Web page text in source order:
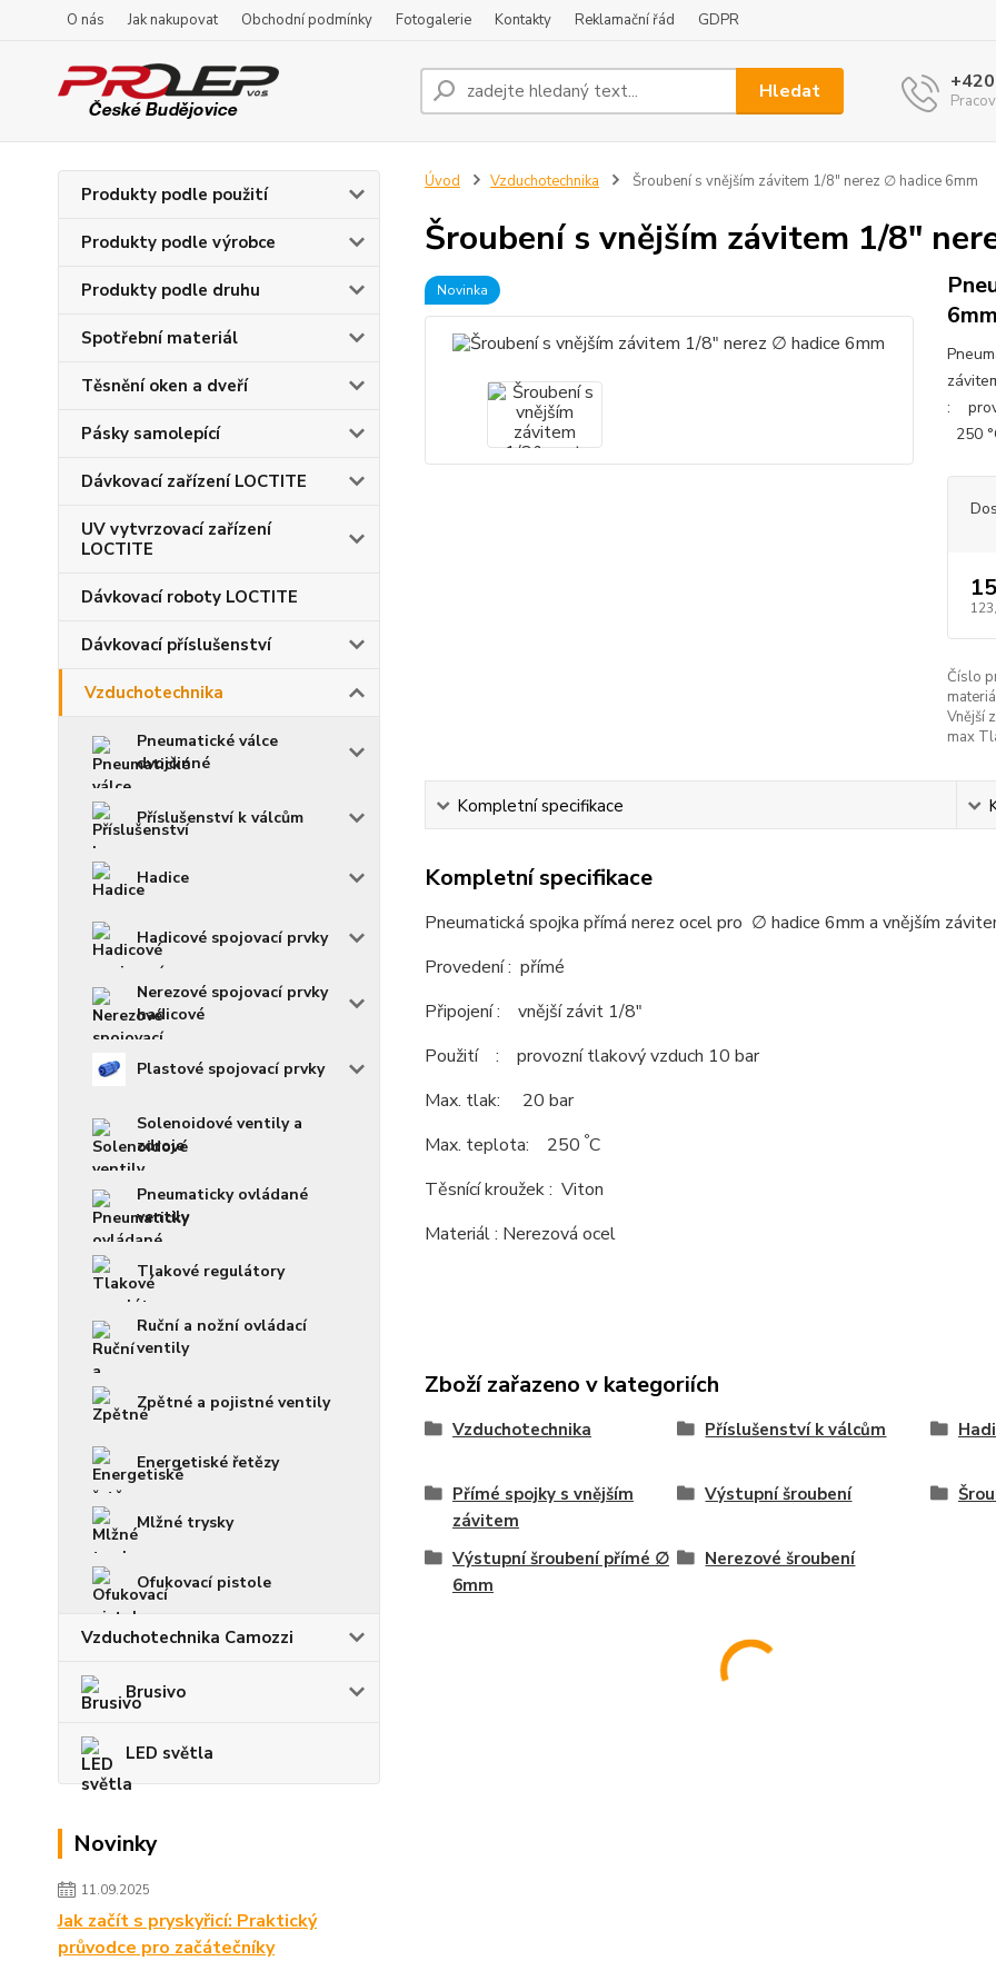
O nás Jak nakupovat Obchodní podmínky Fotogalerie Kontakty Reklamační řád GDPR
Hledat
Produkty podle použití
Produkty podle výrobce
Produkty podle druhu
Spotřební materiál
Těsnění oken a dveří
Pásky samolepící
Dávkovací zařízení LOCTITE
UV vytvrzovací zařízení
LOCTITE
Dávkovací roboty LOCTITE
Dávkovací příslušenství
Vzduchotechnika
Pneumatické válce
dvojčinné
Příslušenství k válcům
Hadice
Hadicové spojovací prvky
Nerezové spojovací prvky
hadicové
Plastové spojovací prvky
Solenoidové ventily a
zdroje
Pneumaticky ovládané
ventily
Tlakové regulátory
Ruční a nožní ovládací
ventily
Zpětné a pojistné ventily
Energetiské řetězy
Mlžné trysky
Ofukovací pistole
Vzduchotechnika Camozzi
Brusivo
LED světla
Novinky
11.09.2025
Jak začít s pryskyřicí: Praktický
průvodce pro začátečníky
Úvod Vzduchotechnika Šroubení s vnějším závitem 1/8" nerez ∅ hadice 6mm
Šroubení s vnějším závitem 1/8"
Novinka
:
250
Číslo
Vnější
max
Kompletní specifikace
Kompletní specifikace
Pneumatická spojka přímá nerez ocel pro ∅ hadice 6mm a vnějším
Provedení : přímé
Připojení : vnější závit 1/8"
Použití : provozní tlakový vzduch 10 bar
Max. tlak: 20 bar
Max. teplota: 250 °C
Těsnící kroužek : Viton
Materiál : Nerezová ocel
Zboží zařazeno v kategoriích
Vzduchotechnika Příslušenství k válcům
Přímé spojky s vnějším
závitem
Výstupní šroubení
Výstupní šroubení přímé ∅
6mm
Nerezové šroubení